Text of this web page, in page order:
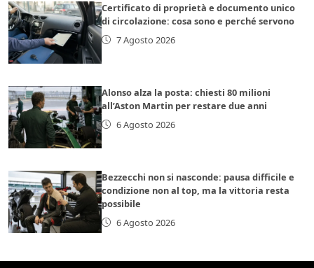
Certificato di proprietà e documento unico
di circolazione: cosa sono e perché servono
7 Agosto 2026
Alonso alza la posta: chiesti 80 milioni
all’Aston Martin per restare due anni
6 Agosto 2026
Bezzecchi non si nasconde: pausa difficile e
condizione non al top, ma la vittoria resta
possibile
6 Agosto 2026